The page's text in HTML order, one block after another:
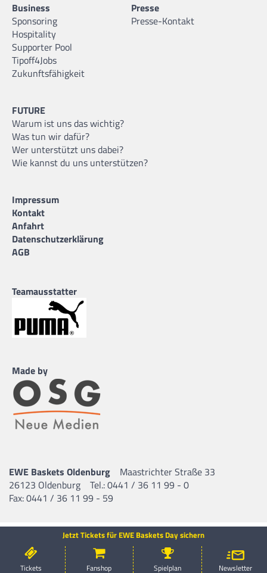
Tickets Fanshop Spielplan Newsletter
Jetzt Tickets für EWE Baskets Day sichern
Business
Sponsoring
Hospitality
Supporter Pool
Tipoff4Jobs
Zukunftsfähigkeit
Presse
Presse-Kontakt
FUTURE
Warum ist uns das wichtig?
Was tun wir dafür?
Wer unterstützt uns dabei?
Wie kannst du uns unterstützen?
Impressum
Kontakt
Anfahrt
Datenschutzerklärung
AGB
Teamausstatter
Made by
EWE Baskets Oldenburg
Maastrichter Straße 33
26123 Oldenburg
Tel.: 0441 / 36 11 99 - 0
Fax: 0441 / 36 11 99 - 59